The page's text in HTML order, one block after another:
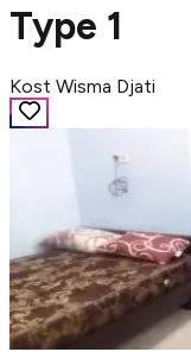
Type 1
Kost Wisma Djati